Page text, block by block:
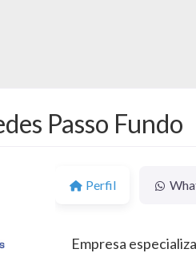
Passo Fundo
Perfil
Empresa